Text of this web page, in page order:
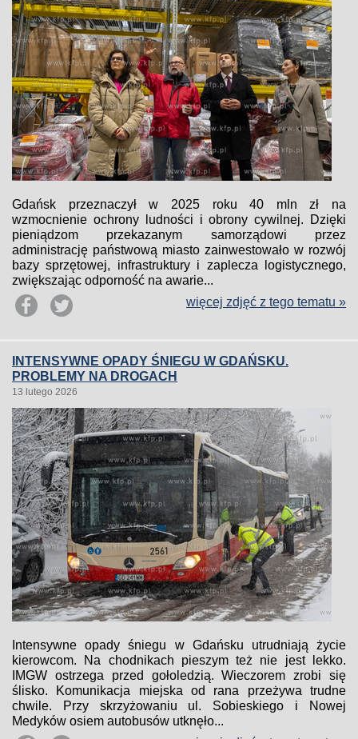
Gdańsk przeznaczył w 2025 roku 40 mln zł na
wzmocnienie ochrony ludności i obrony cywilnej. Dzięki
pieniądzom przekazanym samorządowi przez
administrację państwową miasto zainwestowało w rozwój
bazy sprzętowej, infrastruktury i zaplecza logistycznego,
zwiększając odporność na awarie...
więcej zdjęć z tego tematu »
INTENSYWNE OPADY ŚNIEGU W GDAŃSKU.
PROBLEMY NA DROGACH
13 lutego 2026
Intensywne opady śniegu w Gdańsku utrudniają życie
kierowcom. Na chodnikach pieszym też nie jest lekko.
IMGW ostrzega przed gołoledzią. Wieczorem zrobi się
ślisko. Komunikacja miejska od rana przeżywa trudne
chwile. Przy skrzyżowaniu ul. Sobieskiego i Nowej
Medyków osiem autobusów utknęło...